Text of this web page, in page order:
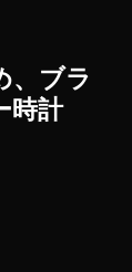
、ブラ
時計